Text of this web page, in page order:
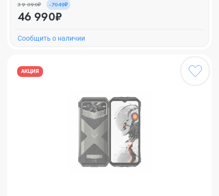
39 090₽ -7049₽
46 990₽
Cообщить о наличии
АКЦИЯ